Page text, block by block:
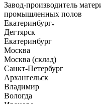
Завод-производитель
промышленных полов
Екатеринбург
Дегтярск
Екатеринбург
Москва
Москва (склад)
Санкт-Петербург
Архангельск
Владимир
Вологда